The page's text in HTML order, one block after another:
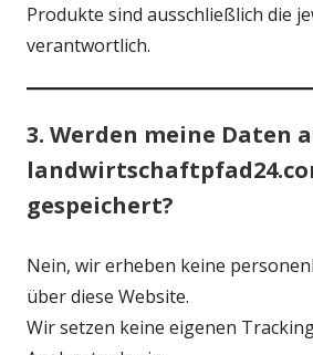
Produkte sind ausschließlich die
verantwortlich.
3. Werden meine Daten
gespeichert?
Nein, wir erheben keine
über diese Website.
Wir setzen keine eigenen